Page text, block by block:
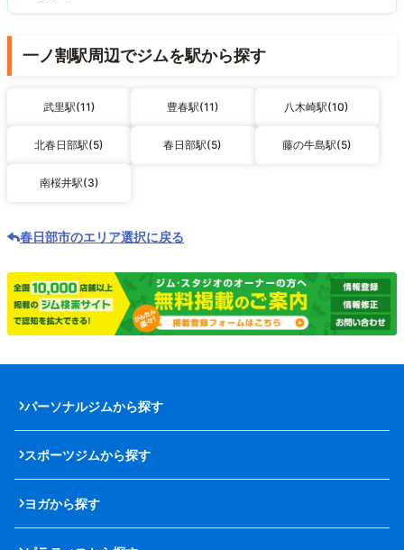
一ノ割駅周辺でジムを駅から探す
武里駅(11) 豊春駅(11) 八木崎駅(10)
北春日部駅(5) 春日部駅(5) 藤の牛島駅(5)
南桜井駅(3)
春日部市のエリア選択に戻る
パーソナルジムから探す
スポーツジムから探す
ヨガから探す